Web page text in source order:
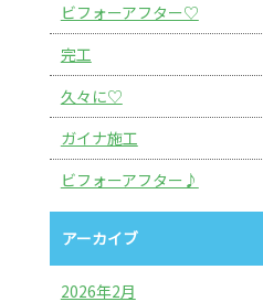
ビフォーアフター♡
完工
久々に♡
ガイナ施工
ビフォーアフター♪
アーカイブ
2026年2月